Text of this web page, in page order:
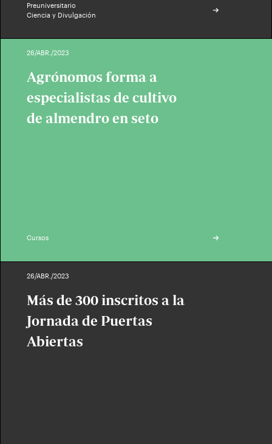
Preuniversitario
Ciencia y Divulgación
26/ABR./2023
Agrónomos forma a
especialistas de cultivo
de almendro en seto
Cursos
26/ABR./2023
Más de 300 inscritos a la
Jornada de Puertas
Abiertas